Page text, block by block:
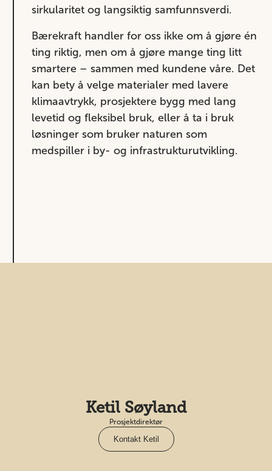
sirkularitet og langsiktig samfunnsverdi.
Bærekraft handler for oss ikke om å gjøre én
ting riktig, men om å gjøre mange ting litt
smartere – sammen med kundene våre. Det
kan bety å velge materialer med lavere
klimaavtrykk, prosjektere bygg med lang
levetid og fleksibel bruk, eller å ta i bruk
løsninger som bruker naturen som
medspiller i by- og infrastrukturutvikling.
Ketil Søyland
Prosjektdirektør
Kontakt Ketil